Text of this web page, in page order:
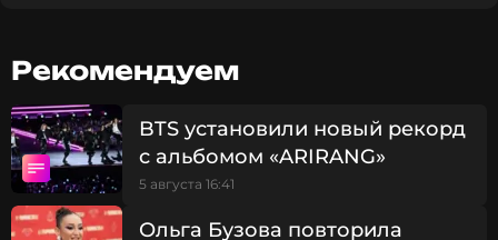
время. Я безмерно рада, что все радиостанции
взяли ее в ротацию. Я верю, что она будет
звучать не только на нашей Родине, но и везде,
где нас любят и хотят слышать».
Если испытывать чувства, то на максимум, если
петь о любви, то с надрывом — это жизненный
Рекомендуем
BTS установили новый рекорд
с альбомом «ARIRANG»
5 августа 16:41
Ольга Бузова повторила